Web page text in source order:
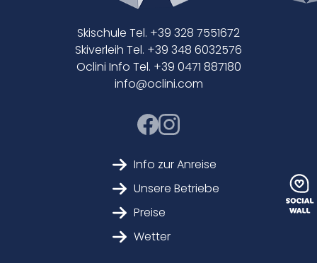
Skischule Tel. +39 328 7551672
Skiverleih Tel. +39 348 6032576
Oclini Info Tel. +39 0471 887180
info@oclini.com
Info zur Anreise
Unsere Betriebe
Preise
Wetter